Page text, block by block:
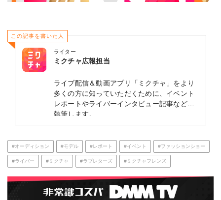
この記事を書いた人
ライター
ミクチャ広報担当
ライブ配信＆動画アプリ「ミクチャ」をより
多くの方に知っていただくために、イベント
レポートやライバーインタビュー記事などを
執筆します。
#オーディション #モデル #レポート #イベント #ファッションショー
#ライバー #ミクチャ #ラブレターズ #ミクチャフレンズ